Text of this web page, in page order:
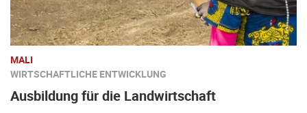
MALI
WIRTSCHAFTLICHE ENTWICKLUNG
Ausbildung für die Landwirtschaft